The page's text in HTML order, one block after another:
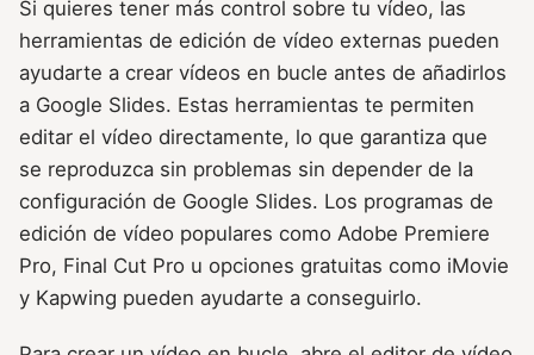
Si quieres tener más control sobre tu vídeo, las
herramientas de edición de vídeo externas pueden
ayudarte a crear vídeos en bucle antes de añadirlos
a Google Slides. Estas herramientas te permiten
editar el vídeo directamente, lo que garantiza que
se reproduzca sin problemas sin depender de la
configuración de Google Slides. Los programas de
edición de vídeo populares como Adobe Premiere
Pro, Final Cut Pro u opciones gratuitas como iMovie
y Kapwing pueden ayudarte a conseguirlo.